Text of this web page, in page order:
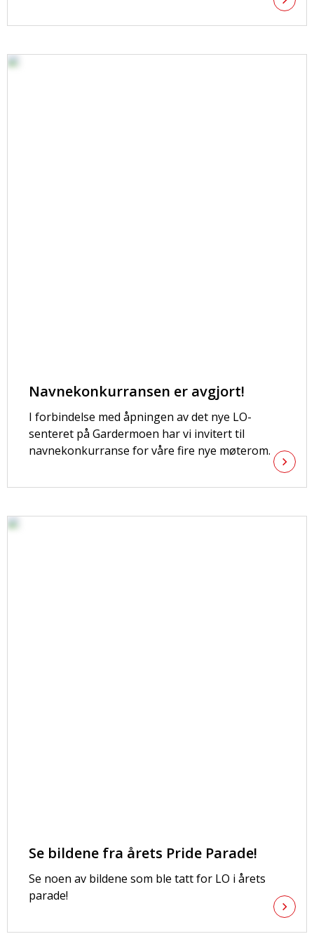
Navnekonkurransen er avgjort!
I forbindelse med åpningen av det nye LO-
senteret på Gardermoen har vi invitert til
navnekonkurranse for våre fire nye møterom.
Se bildene fra årets Pride Parade!
Se noen av bildene som ble tatt for LO i årets
parade!